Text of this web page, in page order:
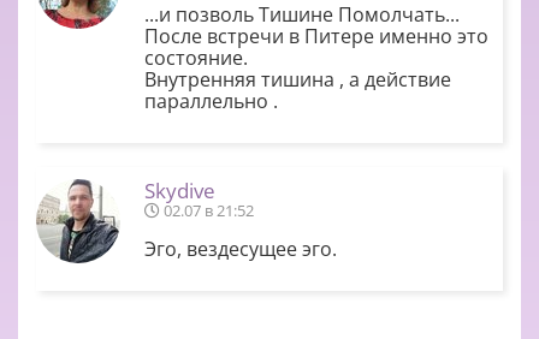
...и позволь Тишине Помолчать...
После встречи в Питере именно это
состояние.
Внутренняя тишина , а действие
параллельно .
Skydive
02.07 в 21:52
Эго, вездесущее эго.